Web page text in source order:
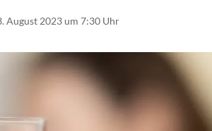
August 2023 um 7:30 Uhr